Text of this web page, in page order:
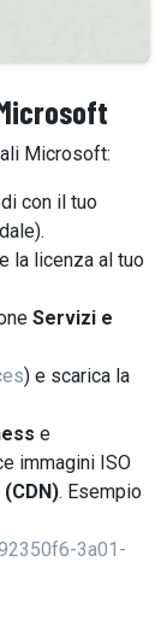
Microsoft:
con il tuo
la licenza al tuo
Servizi e
) e scarica la
e
immagini ISO
. Esempio
3a01-